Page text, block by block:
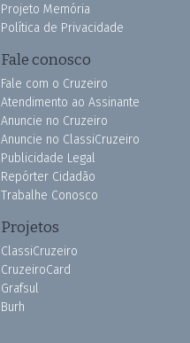
Projeto Memória
Política de Privacidade
Fale conosco
Fale com o Cruzeiro
Atendimento ao Assinante
Anuncie no Cruzeiro
Anuncie no ClassiCruzeiro
Publicidade Legal
Repórter Cidadão
Trabalhe Conosco
Projetos
ClassiCruzeiro
CruzeiroCard
Grafsul
Burh